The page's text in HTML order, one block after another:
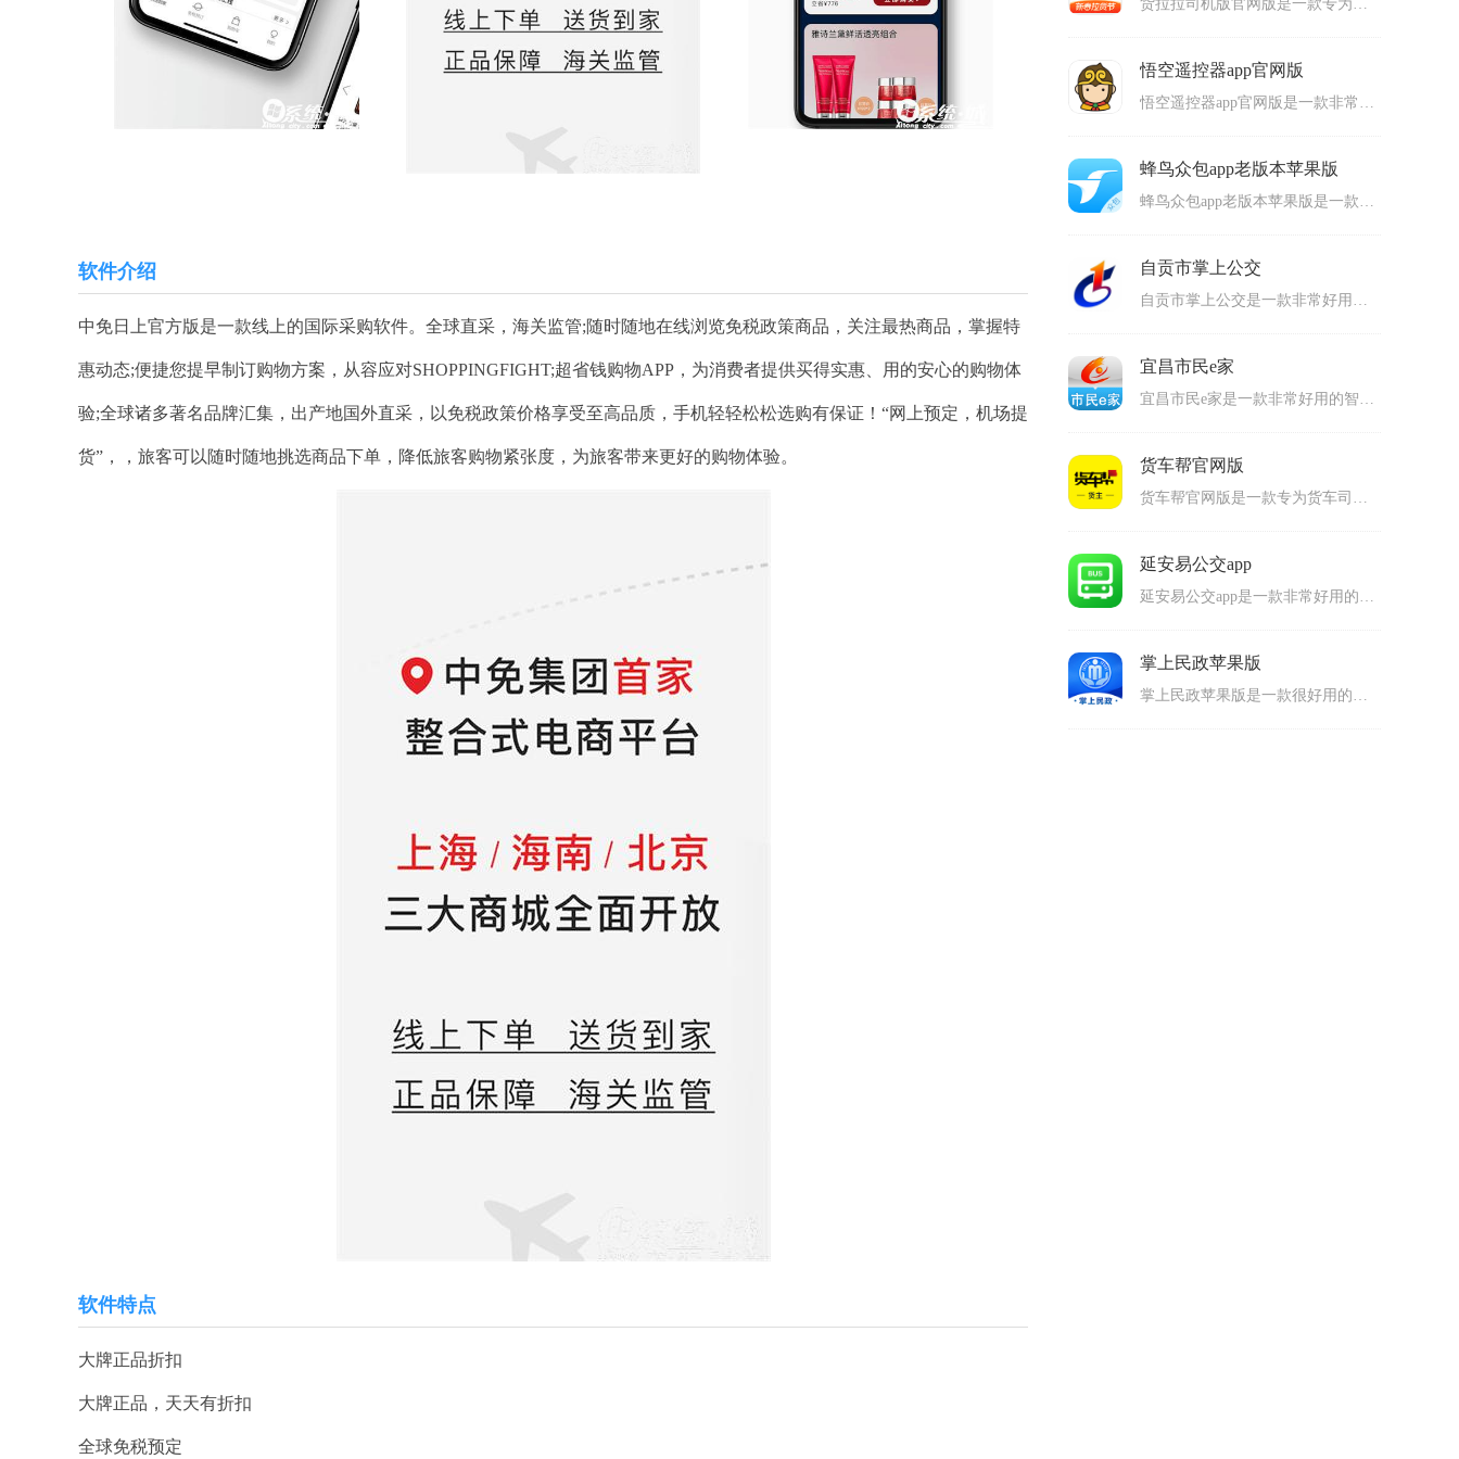
软件介绍
中免日上官方版是一款线上的国际采购软件。全球直采，海关监管;随时随地在线浏览免税政策商品，关注最热商品，掌握特
惠动态;便捷您提早制订购物方案，从容应对SHOPPINGFIGHT;超省钱购物APP，为消费者提供买得实惠、用的安心的购物体
验;全球诸多著名品牌汇集，出产地国外直采，以免税政策价格享受至高品质，手机轻轻松松选购有保证！“网上预定，机场提
货”，，旅客可以随时随地挑选商品下单，降低旅客购物紧张度，为旅客带来更好的购物体验。
软件特点
大牌正品折扣
大牌正品，天天有折扣
全球免税预定
货拉拉司机版官网版是一款专为货拉拉平台的司机们打造的手机客户端，可以给司机的工作带来很多便利的服务，比如收入明细查询以及在线接单还有订单查询等等功能，司机登陆自己的账号就可以使用上面的功能，每个月的收入情况都可以看到，完成的订单越多赚到的钱越多，非常方便。
悟空遥控器app官网版
悟空遥控器app官网版是一款非常强大的遥控器软件，用户可以用来模拟各种遥控器，通过软件的功能来遥控电视机以及空调还有其他的电器，能够模拟不同电器的遥控信号，很多品牌的电器都包含在其中，模拟信号非常简单，只需要选择电器的品牌，然后设置按键就可以了，非常方便。
蜂鸟众包app老版本苹果版
蜂鸟众包app老版本苹果版是一款拥有海量订单的兼职和接单软件，专为外卖骑手打造，备考饿了么平台，每天都有源源不断的订单数量，每一单的价格都比较高，还有特别的补贴，用户登陆自己的账号之后就可以开始接单了，选择合适的订单来接受，完成的订单越多赚到的钱越多，非常好用。
自贡市掌上公交
自贡市掌上公交是一款非常好用的公交信息软件，拥有便捷公交查询功能，用户可以在上面查询实时精准的公交信息，全市的公交线路都包含在其中，还有公交车的实时位置以及公交站的地点，用户还可以使用二维码来扫码乘坐公交车进行移动支付，操作简单，适合很多用户使用。
宜昌市民e家
宜昌市民e家是一款非常好用的智慧城市手机软件，专为宜昌市本地的居民们打造，能够提供很多便捷的服务，用户登陆账号之后就可以使用上面的功能了，在首页上面可以看到很多新闻和资讯，全部都是最新的资讯，每日都会更新，用户除了观看内容之外，还能够在留言区评论，非常方便。
货车帮官网版
货车帮官网版是一款专为货车司机打造的手机软件，可以给用户提供便捷的货物运输服务，拥有非常多的货车司机可以接单，发布订单之后等待司机接单，订单的状态可以随时关注，还可以和司机进行沟通，让司机快速完成订单的内容，新人注册账号之后还能够得到全新的福利，非常方便。
延安易公交app
延安易公交app是一款非常好用的交通服务软件，用户可以在上面查询到实时的公交车内容，包含了站点信息和公交车线路还有公交车的定位等等很多很多的内容，有了这款软件，用户就可以随时随地知道公交车在什么地方，距离到站还有多少时间等等信息，乘坐公交更加方便。
掌上民政苹果版
掌上民政苹果版是一款很好用的民征服务手机软件，用户可以登陆自己的账号，在上面查询和阅读了解政务的祖新消息，还可以使用上面功能来进行一些服务的办理，点击功能就可以进入办理的页面，按照要求来完成每个步骤最后提交等到结果就可以了，有非常多的政务内容可以获得。